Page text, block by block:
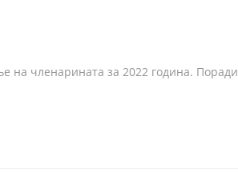
на членарината за 2022 година. Поради